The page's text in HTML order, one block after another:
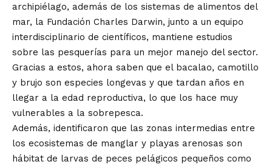
archipiélago, además de los sistemas de alimentos del
mar, la Fundación Charles Darwin, junto a un equipo
interdisciplinario de científicos, mantiene estudios
sobre las pesquerías para un mejor manejo del sector.
Gracias a estos, ahora saben que el bacalao, camotillo
y brujo son especies longevas y que tardan años en
llegar a la edad reproductiva, lo que los hace muy
vulnerables a la sobrepesca.
Además, identificaron que las zonas intermedias entre
los ecosistemas de manglar y playas arenosas son
hábitat de larvas de peces pelágicos pequeños como